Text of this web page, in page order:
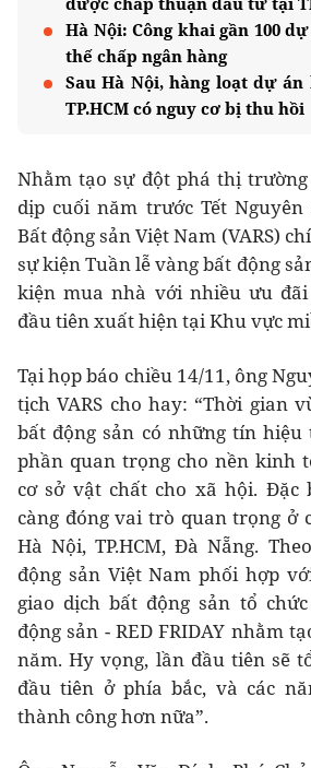
Hà Nội: Công khai gần 100
thế chấp ngân hàng
Sau Hà Nội, hàng loạt dự
TP.HCM có nguy cơ bị thu hồi
Nhằm tạo sự đột phá thị
dịp cuối năm trước Tết
Bất động sản Việt Nam (VARS)
sự kiện Tuần lễ vàng bất động
kiện mua nhà với nhiều ưu
đầu tiên xuất hiện tại Khu vực
Tại họp báo chiều 14/11, ông
tịch VARS cho hay: “Thời gian
bất động sản có những tín hiệu
phần quan trọng cho nền kinh
cơ sở vật chất cho xã hội. Đặc
càng đóng vai trò quan trọng ở
Hà Nội, TP.HCM, Đà Nẵng.
động sản Việt Nam phối hợp
giao dịch bất động sản tổ
động sản - RED FRIDAY nhằm
năm. Hy vọng, lần đầu tiên sẽ
đầu tiên ở phía bắc, và các
thành công hơn nữa”.